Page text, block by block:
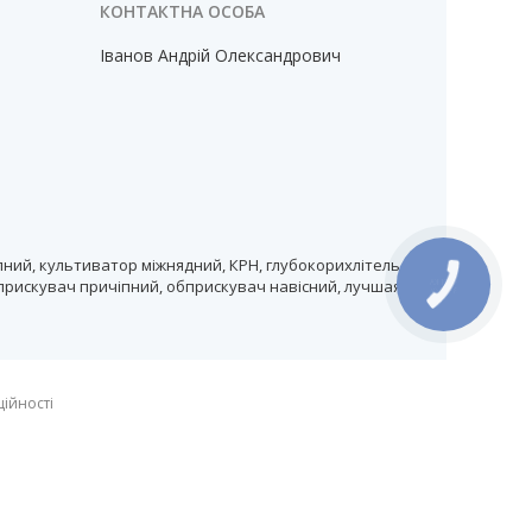
Іванов Андрій Олександрович
культиватор міжнядний, КРН, глубокорихлітель,
причіпний, обприскувач навісний, лучшая